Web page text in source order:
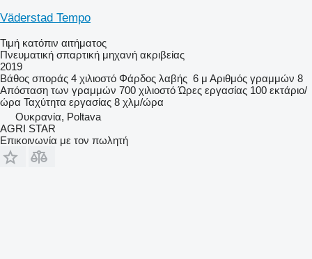
Väderstad Tempo
Τιμή κατόπιν αιτήματος
Πνευματική σπαρτική μηχανή ακριβείας
2019
Βάθος σποράς 4 χιλιοστό Φάρδος λαβής 6 μ Αριθμός γραμμών 8
Απόσταση των γραμμών 700 χιλιοστό Ώρες εργασίας 100 εκτάριο/
ώρα Ταχύτητα εργασίας 8 χλμ/ώρα
Ουκρανία, Poltava
AGRI STAR
Επικοινωνία με τον πωλητή